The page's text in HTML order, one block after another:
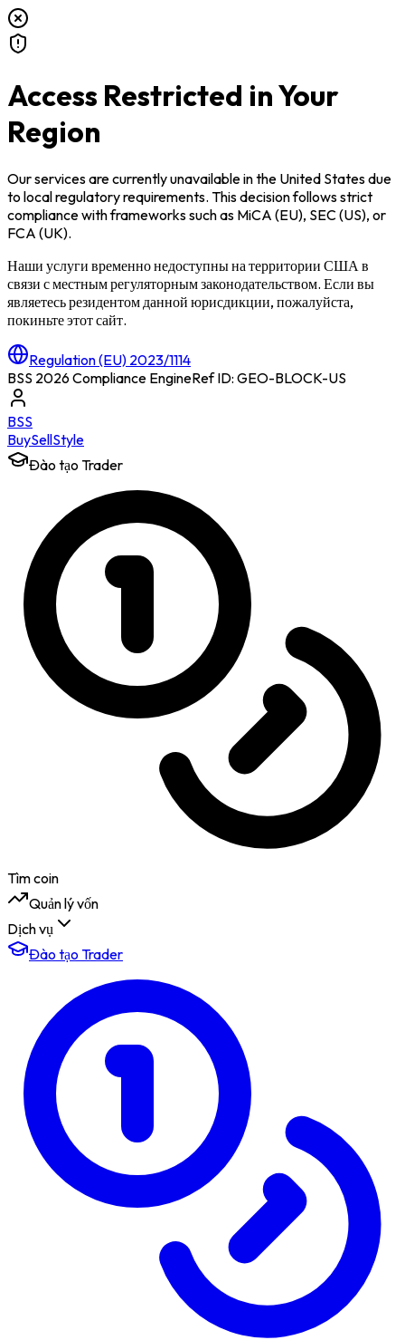
Access Restricted in Your
Region
Our services are currently unavailable inthe United Statesdue
to local regulatory requirements. This decision follows strict
compliance with frameworks such as MiCA (EU), SEC (US), or
FCA (UK).
Наши услуги временно недоступны на территории США в
связи с местным регуляторным законодательством. Если вы
являетесь резидентом данной юрисдикции, пожалуйста,
покиньте этот сайт.
Regulation (EU) 2023/1114
BSS 2026 Compliance EngineRef ID: GEO-BLOCK-US
BSS
BuySellStyle
Đào tạo Trader
Tìm coin
Quản lý vốn
Dịch vụ
Đào tạo Trader